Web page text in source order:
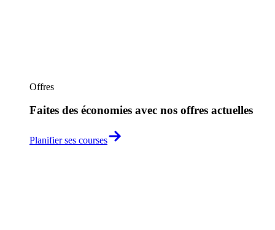
Offres
Faites des économies avec nos offres actuelles
Planifier ses courses